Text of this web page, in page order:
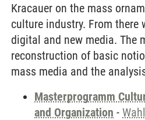
Kracauer on the mass
culture industry. From there
digital and new media. The
reconstruction of basic
mass media and the
Masterprogramm
and Organization -